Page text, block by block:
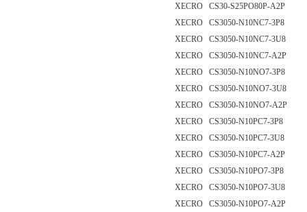
XECRO CS30-S25PO80P-A2P
XECRO CS3050-N10NC7-3P8
XECRO CS3050-N10NC7-3U8
XECRO CS3050-N10NC7-A2P
XECRO CS3050-N10NO7-3P8
XECRO CS3050-N10NO7-3U8
XECRO CS3050-N10NO7-A2P
XECRO CS3050-N10PC7-3P8
XECRO CS3050-N10PC7-3U8
XECRO CS3050-N10PC7-A2P
XECRO CS3050-N10PO7-3P8
XECRO CS3050-N10PO7-3U8
XECRO CS3050-N10PO7-A2P